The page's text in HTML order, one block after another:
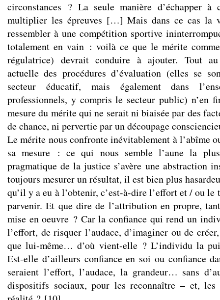
circonstances ? La seule manière d’échapper à
multiplier les épreuves […] Mais dans ce cas la
ressembler à une compétition sportive
totalement en vain : voilà ce que le mérite
régulatrice) devrait conduire à ajouter. Tout
actuelle des procédures d’évaluation (elles se
secteur éducatif, mais également dans
professionnels, y compris le secteur public) n’en
mesure du mérite qui ne serait ni biaisée par des
de chance, ni pervertie par un découpage
Le mérite nous confronte inévitablement à l’abîme
sa mesure : ce qui nous semble l’aune la
pragmatique de la justice s’avère une abstraction
toujours mesurer un résultat, il est bien plus
qu’il y a eu à l’obtenir, c’est-à-dire l’effort et / ou le
parvenir. Et que dire de l’attribution en propre,
mise en oeuvre ? Car la confiance qui rend un
l’effort, de risquer l’audace, d’imaginer ou de
que lui-même… d’où vient-elle ? L’individu la
Est-elle d’ailleurs confiance en soi ou confiance
seraient l’effort, l’audace, la grandeur… sans
dispositifs sociaux, pour les reconnaître – et, les